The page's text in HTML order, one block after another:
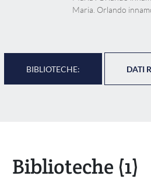
Maria. Orlando
BIBLIOTECHE: DATI
Biblioteche (1)